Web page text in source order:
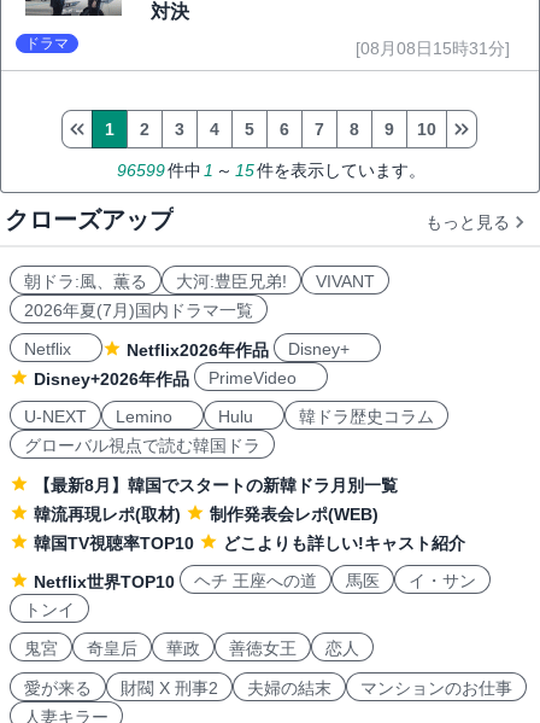
対決
ドラマ [08月08日15時31分]
96599件中 1 ～ 15件を表示しています。
1 2 3 4 5 6 7 8 9 10
クローズアップ もっと見る
朝ドラ:風、薫る 大河:豊臣兄弟!
VIVANT
2026年夏(7月)国内ドラマ一覧
Netflix
Netflix2026年作品
Disney+
Disney+2026年作品
PrimeVideo
U-NEXT
Lemino Hulu
韓ドラ歴史コラム
グローバル視点で読む韓国ドラ
【最新8月】韓国でスタートの新韓ドラ月別一覧
韓流再現レポ(取材)
制作発表会レポ(WEB)
韓国TV視聴率TOP10
どこよりも詳しい!キャスト紹介
Netflix世界TOP10
ヘチ 王座への道 馬医
イ・サン
トンイ
鬼宮
奇皇后 華政 善徳女王 恋人
愛が来る 財閥 X 刑事2 夫婦の結末
マンションのお仕事
人妻キラー